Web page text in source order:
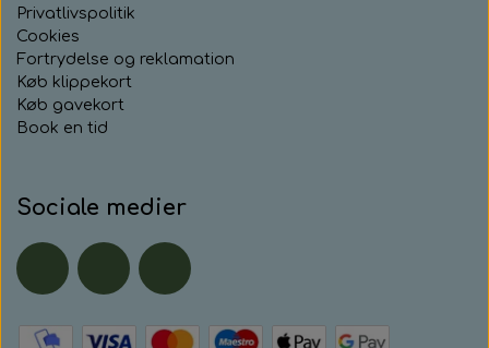
Privatlivspolitik
Cookies
Fortrydelse og reklamation
Køb klippekort
Køb gavekort
Book en tid
Sociale medier